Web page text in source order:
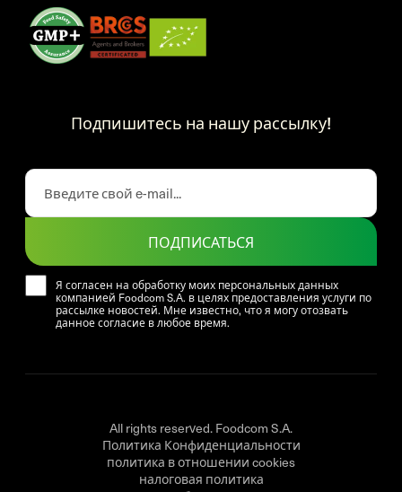
Подпишитесь на нашу рассылку!
Я согласен на обработку моих персональных данных
компанией Foodcom S.A. в целях предоставления услуги по
рассылке новостей. Мне известно, что я могу отозвать
данное согласие в любое время.
ПОДПИСАТЬСЯ
All rights reserved. Foodcom S.A.
Политика Конфиденциальности
политика в отношении cookies
налоговая политика